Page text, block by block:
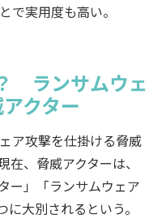
で実用度も高い。
ランサムウェ
クター
ア攻撃を仕掛ける脅威
、脅威アクターは、
ー」「ランサムウェア
大別されるという。